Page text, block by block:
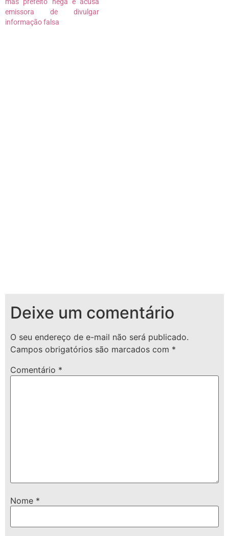
mas prefeito nega e acusa
emissora de divulgar
informação falsa
Deixe um comentário
O seu endereço de e-mail não será publicado.
Campos obrigatórios são marcados com *
Comentário *
Nome *